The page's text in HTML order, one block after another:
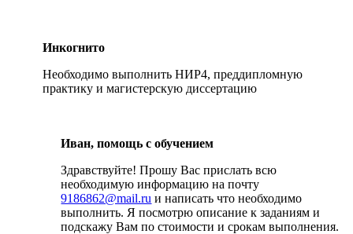
Инкогнито
Необходимо выполнить НИР4, преддипломную
практику и магистерскую диссертацию
Иван, помощь с обучением
Здравствуйте! Прошу Вас прислать всю
необходимую информацию на почту
9186862@mail.ru и написать что необходимо
выполнить. Я посмотрю описание к заданиям и
подскажу Вам по стоимости и срокам выполнения.